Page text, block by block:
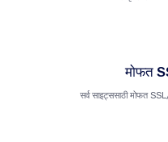
मोफत
सर्व साइट्ससाठी मोफत